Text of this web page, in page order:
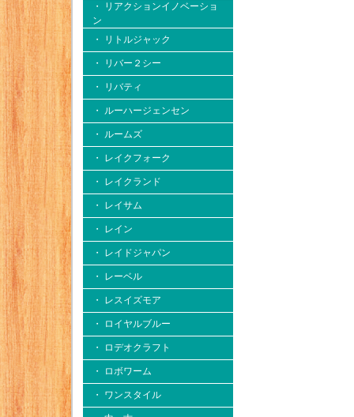
・ リアクションイノベーショ
ン
・ リトルジャック
・ リバー２シー
・ リバティ
・ ルーハージェンセン
・ ルームズ
・ レイクフォーク
・ レイクランド
・ レイサム
・ レイン
・ レイドジャパン
・ レーベル
・ レスイズモア
・ ロイヤルブルー
・ ロデオクラフト
・ ロボワーム
・ ワンスタイル